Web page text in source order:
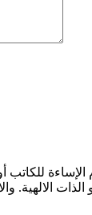
الإساءة للكاتب
الذات الالهية.